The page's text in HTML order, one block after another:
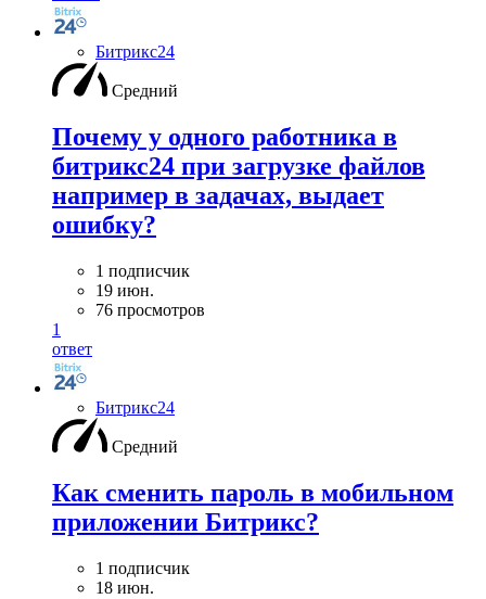
Битрикс24
Средний
Почему у одного работника в
битрикс24 при загрузке файлов
например в задачах, выдает
ошибку?
1 подписчик
19 июн.
76 просмотров
1
ответ
Битрикс24
Средний
Как сменить пароль в мобильном
приложении Битрикс?
1 подписчик
18 июн.